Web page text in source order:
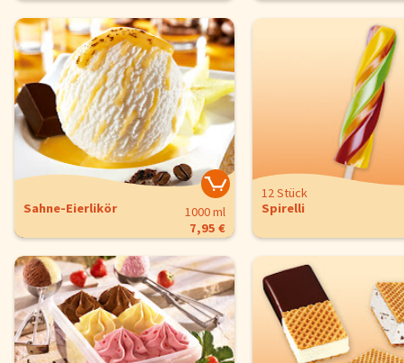
Sahne-Eierlikör
1000 ml
7,95 €
12 Stück
Spirelli